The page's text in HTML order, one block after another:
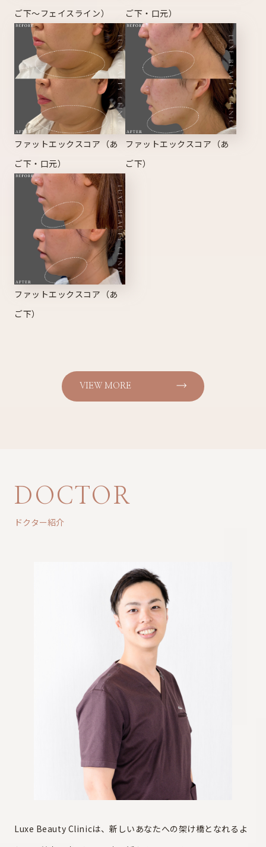
ご下～フェイスライン）
ご下・口元）
ファットエックスコア（あ
ご下・口元）
ファットエックスコア（あ
ご下）
ファットエックスコア（あ
ご下）
VIEW MORE
DOCTOR
ドクター紹介
Luxe Beauty Clinicは、新しいあなたへの架け橋となれるよ